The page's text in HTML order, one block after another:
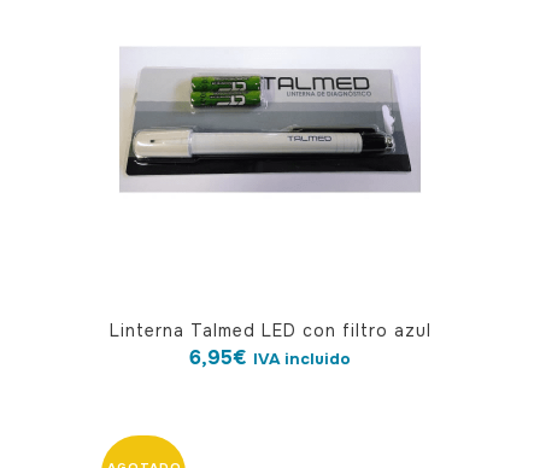
Linterna Talmed LED con filtro azul
6,95€ IVA incluido